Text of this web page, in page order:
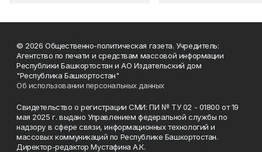
© 2026 Общественно-политическая газета. Учредитель:
Агентство по печати и средствам массовой информации
Республики Башкортостан и АО Издательский дом
"Республика Башкортостан"
Об использовании персональных данных
Свидетельство о регистрации СМИ: ПИ № ТУ 02 - 01800 от 19
мая 2025 г. выдано Управлением федеральной службы по
надзору в сфере связи, информационных технологий и
массовых коммуникаций по Республике Башкортостан.
Директор-редактор Мустафина А.К.